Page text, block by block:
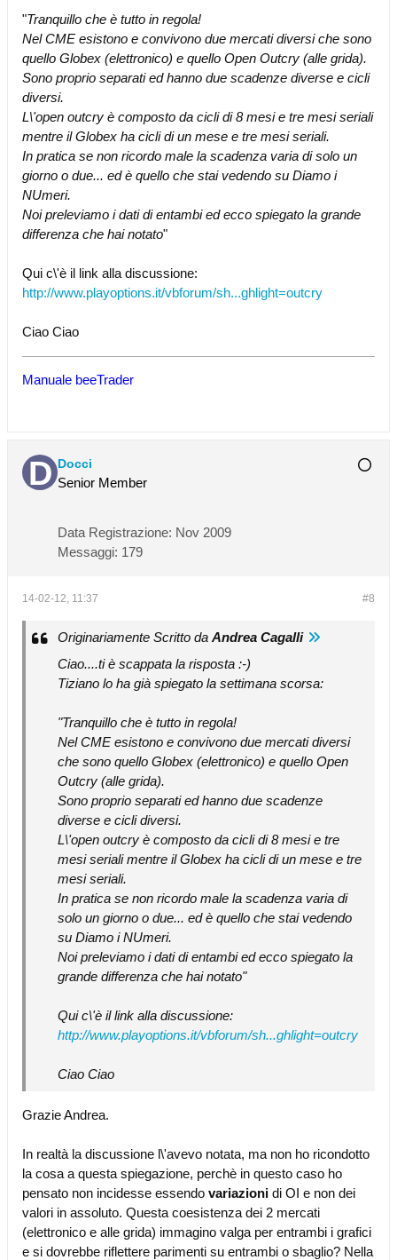
"Tranquillo che è tutto in regola!
Nel CME esistono e convivono due mercati diversi che sono
quello Globex (elettronico) e quello Open Outcry (alle grida).
Sono proprio separati ed hanno due scadenze diverse e cicli
diversi.
L\'open outcry è composto da cicli di 8 mesi e tre mesi seriali
mentre il Globex ha cicli di un mese e tre mesi seriali.
In pratica se non ricordo male la scadenza varia di solo un
giorno o due... ed è quello che stai vedendo su Diamo i
NUmeri.
Noi preleviamo i dati di entambi ed ecco spiegato la grande
differenza che hai notato"
Qui c\'è il link alla discussione:
http://www.playoptions.it/vbforum/sh...ghlight=outcry
Ciao Ciao
Manuale beeTrader
Docci
Senior Member
Data Registrazione: Nov 2009
Messaggi: 179
#8
14-02-12, 11:37
Originariamente Scritto da Andrea Cagalli
Ciao....ti è scappata la risposta :-)
Tiziano lo ha già spiegato la settimana scorsa:
"Tranquillo che è tutto in regola!
Nel CME esistono e convivono due mercati diversi
che sono quello Globex (elettronico) e quello Open
Outcry (alle grida).
Sono proprio separati ed hanno due scadenze
diverse e cicli diversi.
L\'open outcry è composto da cicli di 8 mesi e tre
mesi seriali mentre il Globex ha cicli di un mese e tre
mesi seriali.
In pratica se non ricordo male la scadenza varia di
solo un giorno o due... ed è quello che stai vedendo
su Diamo i NUmeri.
Noi preleviamo i dati di entambi ed ecco spiegato la
grande differenza che hai notato"
Qui c\'è il link alla discussione:
http://www.playoptions.it/vbforum/sh...ghlight=outcry
Ciao Ciao
Grazie Andrea.
In realtà la discussione l\'avevo notata, ma non ho ricondotto
la cosa a questa spiegazione, perchè in questo caso ho
pensato non incidesse essendo variazioni di OI e non dei
valori in assoluto. Questa coesistenza dei 2 mercati
(elettronico e alle grida) immagino valga per entrambi i grafici
e si dovrebbe riflettere parimenti su entrambi o sbaglio? Nella